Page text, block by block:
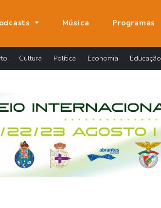
Música Programas
Cultura Política Economia Educação